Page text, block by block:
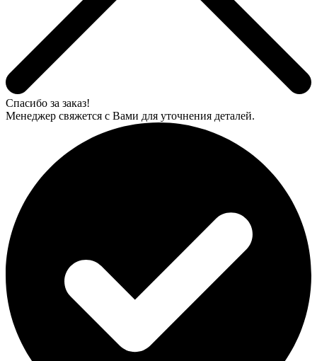
Спасибо за заказ!
Менеджер свяжется с Вами для уточнения деталей.